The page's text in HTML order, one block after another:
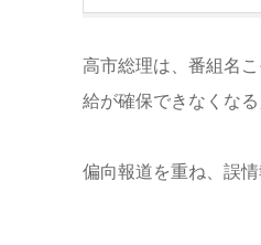
高市総理は、番組名
給が確保できなくな
偏向報道を重ね、誤